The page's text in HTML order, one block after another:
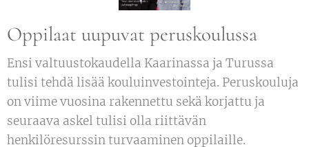
Oppilaat uupuvat peruskoulussa
Ensi valtuustokaudella Kaarinassa ja Turussa
tulisi tehdä lisää kouluinvestointeja. Peruskouluja
on viime vuosina rakennettu sekä korjattu ja
seuraava askel tulisi olla riittävän
henkilöresurssin turvaaminen oppilaille.